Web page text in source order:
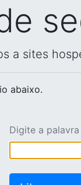
a sites
abaixo.
Digite a